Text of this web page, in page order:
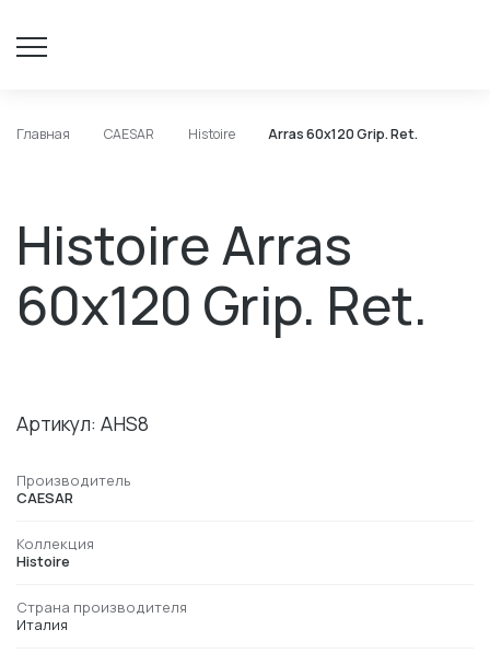
Главная CAESAR Histoire Arras 60x120 Grip. Ret.
Histoire Arras
60x120 Grip. Ret.
Артикул: AHS8
Производитель
CAESAR
Коллекция
Histoire
Страна производителя
Италия